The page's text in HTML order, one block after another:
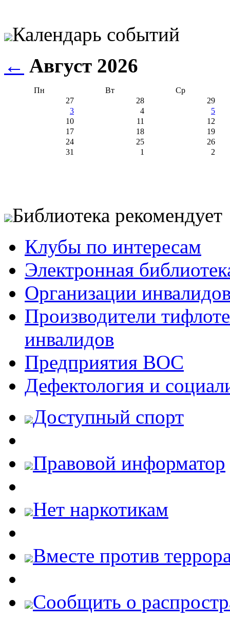
Календарь событий
← Август 2026
Пн Вт
Ср
27
28
29
3
4
5
10
11
12
17
18
19
24
25
26
31
1 2
Библиотека рекомендует
Клубы по интересам
Электронная
Организации
Производители
инвалидов
Предприятия ВОС
Дефектология и
Доступный спорт
Правовой информатор
Нет наркотикам
Вместе против
Cообщить о